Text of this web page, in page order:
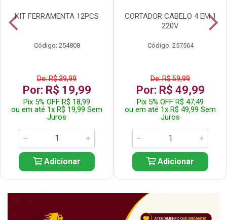
KIT FERRAMENTA 12PCS
Código: 254808
De: R$ 39,99
Por: R$ 19,99
Pix 5% OFF R$ 18,99
ou em até 1x R$ 19,99 Sem
Juros
Adicionar
CORTADOR CABELO 4 EM 1
220V
Código: 257564
De: R$ 59,99
Por: R$ 49,99
Pix 5% OFF R$ 47,49
ou em até 1x R$ 49,99 Sem
Juros
Adicionar